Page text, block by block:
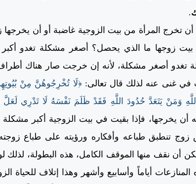
.
تخرج المرأة من بيت الزوجية غاضبة أو أن يخرجها
زوجها ما الذي يحصل؟ أصغر مشكلة تغدو أكبر
تغدو أصغر مشكلة، لأنه إن خرجت صار هناك
في غنى عنه لذلك قال تعالى:﴿لَا تُخْرِجُوهُنَّ مِنْ
وَمَنْ يَتَعَدَّ حُدُودَ اللَّهِ فَقَدْ ظَلَمَ نَفْسَهُ لَا تَدْرِي
يخرجها، فإذا بقيت في بيت الزوجية أكبر مشكلة
تنطبق طباعه وأفكاره ورؤيته على طباع
أن نقف منها الموقف الكامل، هذه البطولة،
أياماً وأسابيع وأشهر وهذا إتلاف للحياة